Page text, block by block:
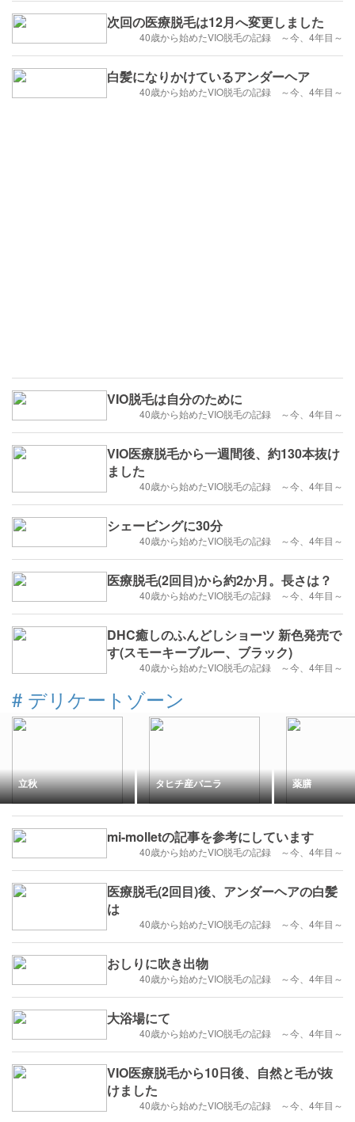
次回の医療脱毛は12月へ変更しました
40歳から始めたVIO脱毛の記録 ～今、4年目～
白髪になりかけているアンダーヘア
40歳から始めたVIO脱毛の記録 ～今、4年目～
VIO脱毛は自分のために
40歳から始めたVIO脱毛の記録 ～今、4年目～
VIO医療脱毛から一週間後、約130本抜け
ました
40歳から始めたVIO脱毛の記録 ～今、4年目～
シェービングに30分
40歳から始めたVIO脱毛の記録 ～今、4年目～
医療脱毛(2回目)から約2か月。長さは？
40歳から始めたVIO脱毛の記録 ～今、4年目～
DHC癒しのふんどしショーツ 新色発売で
す(スモーキーブルー、ブラック)
40歳から始めたVIO脱毛の記録 ～今、4年目～
# デリケートゾーン
立秋 タヒチ産バニラ 薬膳
mi-molletの記事を参考にしています
40歳から始めたVIO脱毛の記録 ～今、4年目～
医療脱毛(2回目)後、アンダーヘアの白髪
は
40歳から始めたVIO脱毛の記録 ～今、4年目～
おしりに吹き出物
40歳から始めたVIO脱毛の記録 ～今、4年目～
大浴場にて
40歳から始めたVIO脱毛の記録 ～今、4年目～
VIO医療脱毛から10日後、自然と毛が抜
けました
40歳から始めたVIO脱毛の記録 ～今、4年目～